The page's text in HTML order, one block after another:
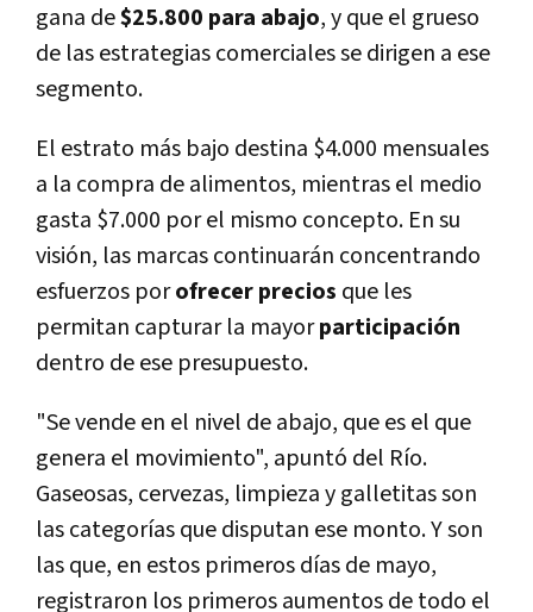
gana de$25.800 para abajo, y que el grueso
de las estrategias comerciales se dirigen a ese
segmento.
El estrato más bajo destina $4.000 mensuales
a la compra de alimentos, mientras el medio
gasta $7.000 por el mismo concepto. En su
visión, las marcas continuarán concentrando
esfuerzos porofrecer precios que les
permitan capturar la mayorparticipación
dentro de ese presupuesto.
"Se vende en el nivel de abajo, que es el que
genera el movimiento", apuntó del Rí­o.
Gaseosas, cervezas, limpieza y galletitas son
las categorí­as que disputan ese monto. Y son
las que, en estos primeros dí­as de mayo,
registraron los primeros aumentos de todo el